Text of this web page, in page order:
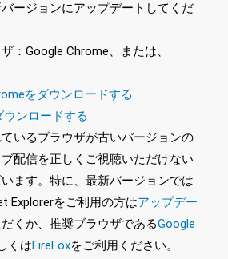
ージョンにアップデートしてくだ
：Google Chrome、または、
をダウンロードする
ウンロードする
いるブラウザが古いバージョンの
配信を正しくご視聴いただけない
ます。特に、最新バージョンでは
Explorerをご利用の方はアップデー
くか、推奨ブラウザであるGoogle
くはFireFoxをご利用ください。